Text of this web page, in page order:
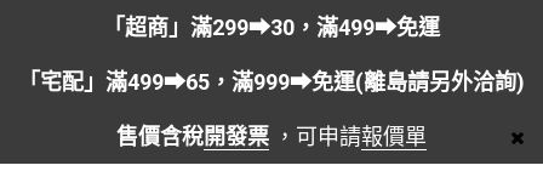
「超商」滿299➡30，滿499➡免運
「宅配」滿499➡65，滿999➡免運(離島請另外洽詢)
售價含稅開發票 ，可申請報價單